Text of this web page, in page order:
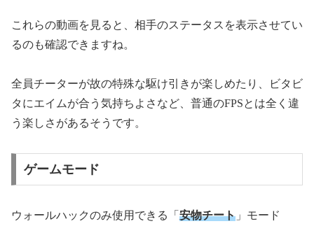
これらの動画を見ると、相手のステータスを表示させてい
るのも確認できますね。
全員チーターが故の特殊な駆け引きが楽しめたり、ビタビ
タにエイムが合う気持ちよさなど、普通のFPSとは全く違
う楽しさがあるそうです。
ゲームモード
ウォールハックのみ使用できる「 安物チート 」モード